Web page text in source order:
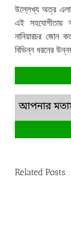
উল্লেখ্য অত্র
এই সহযোগীতায়
নানিয়ারচর জোন
বিভিন্ন ধরনের
আপনার
Related Posts